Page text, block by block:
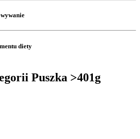
diety
Puszka >401g